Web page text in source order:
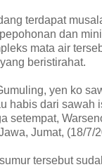
terdapat
dan
mata air
beristirahat.
yen ko
habis dari sawah
setempat,
Jumat, (18/7/
tersebut